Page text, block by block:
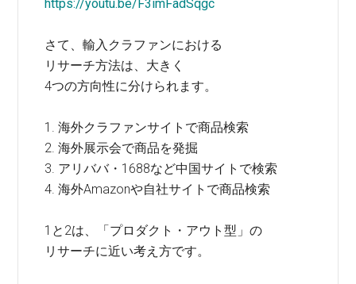
https://youtu.be/F3imFadSqgc
さて、輸入クラファンにおける
リサーチ方法は、大きく
4つの方向性に分けられます。
1. 海外クラファンサイトで商品検索
2. 海外展示会で商品を発掘
3. アリババ・1688など中国サイトで検索
4. 海外Amazonや自社サイトで商品検索
1と2は、「プロダクト・アウト型」の
リサーチに近い考え方です。